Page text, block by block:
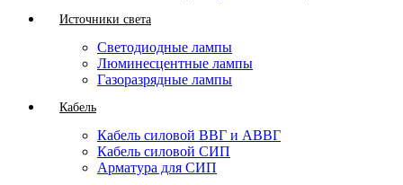
Источники света
Светодиодные лампы
Люминесцентные лампы
Газоразрядные лампы
Кабель
Кабель силовой ВВГ и АВВГ
Кабель силовой СИП
Арматура для СИП